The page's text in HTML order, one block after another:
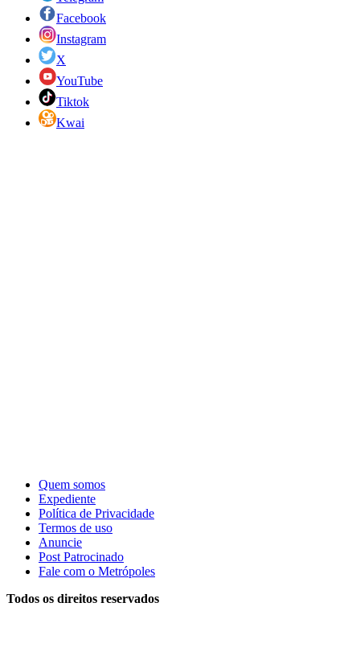
Facebook
Instagram
X
YouTube
Tiktok
Kwai
Quem somos
Expediente
Política de Privacidade
Termos de uso
Anuncie
Post Patrocinado
Fale com o Metrópoles
Todos os direitos reservados